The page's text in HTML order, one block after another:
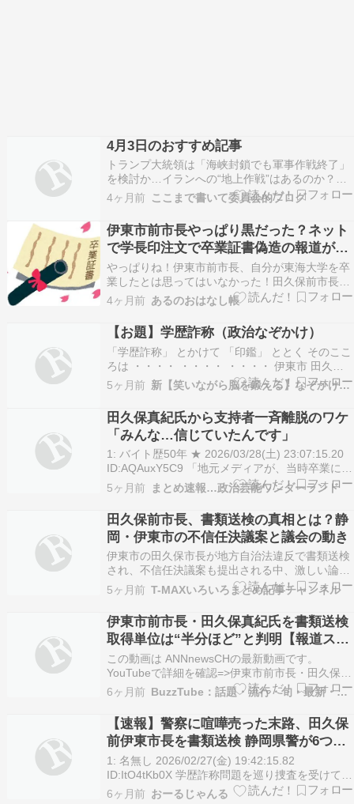
4月3日のおすすめ記事
トランプ大統領は「海峡封鎖でも軍事作戦終了」
を検討か…イランへの“地上作戦”はあるのか？そ
して“石油流通”への影響は？【news23】【衝撃デ
ータ】「努力不足じゃなかった…」女性2倍・高
卒3倍が突きつける格差の現実(ダイヤモンド・オ
ンライン)栃木県で最大震度5弱の地震 新年度初…
4ヶ月前 ここまで書いて委員会的ブログ
伊東市前市長やっぱり黒だった？ネット
で学長印注文で卒業証書偽造の報道が出
ちゃった！
やっぱりね！伊東市前市長、自分が東海大学を卒
業したとは思ってはいなかった！田久保前市長、
ネットで学長印を注文していたそうだ。本当なら
悪質すぎてドン引き。伊東市民は訴えた方がいい
と思う、本当に！本当...
4ヶ月前 あるのおはなし帳
【お題】学歴詐称（政治なぞかけ）
「学歴詐称」 とかけて 「印鑑」 ととく そのここ
ろは ・・・・ ・・・・ ・・・・ 伊東市 田久保
真紀 田久保まき そのこころは ・・・・ ・・・・
・・・・ 「肉づけし色つけ過ぎはよく潰れ」
《コメント》 関連記事はこちら
https://news.yahoo.co.jp/a…
5ヶ月前 新【笑いながら脳を鍛える】なぞかけブログ
田久保真紀氏から支持者一斉離脱のワケ
「みんな…信じていたんです」
1: バイト歴50年 ★ 2026/03/28(土) 23:07:15.20
ID:AQAuxY5C9 「地元メディアが、当時卒業に必
要な132単位のうち田久保氏は68単位しかとって
いなかったと2月下旬に報じました。卒業 […]
The post 田久保真紀氏から支持者一斉離脱の…
5ヶ月前 まとめ速報…政治芸能ワンダーランド
田久保前市長、書類送検の真相とは？静
岡・伊東市の不信任決議案と議会の動き
伊東市の田久保市長が地方自治法違反で書類送検
され、不信任決議案も提出される中、激しい論争
が続いている。最近、伊東市の田久保前市長が地
方自治法違反の疑いで書類送検されたニュースが
報じられました。この案件は、市議会の百条委員
会における学歴詐称問題の調査に関連しており、
正当な理由もなく…
5ヶ月前 T-MAXいろいろまとめ記事チャンネル
伊東市前市長・田久保真紀氏を書類送検
取得単位は“半分ほど”と判明【報道ステ
ーション】(2026年2月27日)
この動画は ANNnewsCHの最新動画です。
YouTubeで詳細を確認=>伊東市前市長・田久保真
紀氏を書類送検 取得単位は“半分ほど”と判明【報
道ステーション】(2026年2月27日)
6ヶ月前 BuzzTube：話題・流行・旬・最新・注目の動画サイト
【速報】警察に喧嘩売った末路、田久保
前伊東市長を書類送検 静岡県警が6つの
容疑で捜査
1: 名無し 2026/02/27(金) 19:42:15.82
ID:ItO4tKb0X 学歴詐称問題を巡り捜査を受けてい
た伊東市の田久保眞紀前市長が地方自治法違反の
6ヶ月前 おーるじゃんる